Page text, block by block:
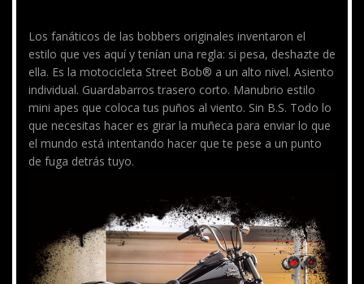
Los fanáticos de las bobbers originales inventaron el
estilo que ves aquí y tenían una regla: si pesa, deshazte de
ella. Es la motocicleta Street Bob® a un alto nivel. Asiento
individual. Guardabarros trasero corto. Manubrio estilo
mini apes que coloca tus puños al viento. Sin B.S. Todo lo
que necesitas hacer es girar la muñeca para enviar lo que
el mundo está intentando hacer que te pese a un punto
de fuga detrás tuyo.